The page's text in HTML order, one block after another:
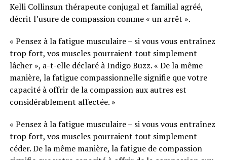
Kelli Collinsun thérapeute conjugal et familial agréé,
décrit l’usure de compassion comme « un arrêt ».
« Pensez à la fatigue musculaire – si vous vous entraînez
trop fort, vos muscles pourraient tout simplement
lâcher », a-t-elle déclaré à Indigo Buzz. « De la même
manière, la fatigue compassionnelle signifie que votre
capacité à offrir de la compassion aux autres est
considérablement affectée. »
« Pensez à la fatigue musculaire – si vous vous entraînez
trop fort, vos muscles pourraient tout simplement
céder. De la même manière, la fatigue de compassion